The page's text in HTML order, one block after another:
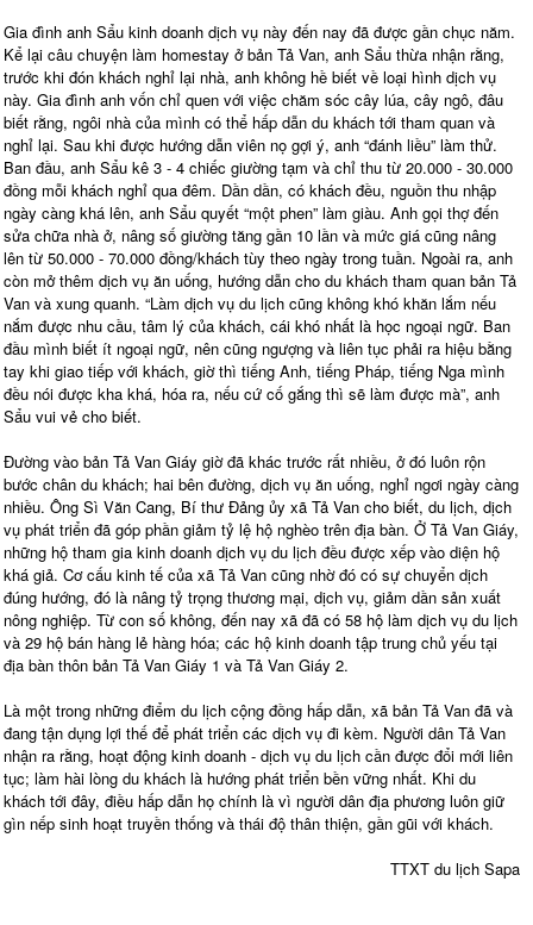
Gia đình anh Sẩu kinh doanh dịch vụ này đến nay đã được gần chục năm.
Kể lại câu chuyện làm homestay ở bản Tả Van, anh Sẩu thừa nhận rằng,
trước khi đón khách nghỉ lại nhà, anh không hề biết về loại hình dịch vụ
này. Gia đình anh vốn chỉ quen với việc chăm sóc cây lúa, cây ngô, đâu
biết rằng, ngôi nhà của mình có thể hấp dẫn du khách tới tham quan và
nghỉ lại. Sau khi được hướng dẫn viên nọ gợi ý, anh “đánh liều” làm thử.
Ban đầu, anh Sẩu kê 3 - 4 chiếc giường tạm và chỉ thu từ 20.000 - 30.000
đồng mỗi khách nghỉ qua đêm. Dần dần, có khách đều, nguồn thu nhập
ngày càng khá lên, anh Sẩu quyết “một phen” làm giàu. Anh gọi thợ đến
sửa chữa nhà ở, nâng số giường tăng gần 10 lần và mức giá cũng nâng
lên từ 50.000 - 70.000 đồng/khách tùy theo ngày trong tuần. Ngoài ra, anh
còn mở thêm dịch vụ ăn uống, hướng dẫn cho du khách tham quan bản Tả
Van và xung quanh. “Làm dịch vụ du lịch cũng không khó khăn lắm nếu
nắm được nhu cầu, tâm lý của khách, cái khó nhất là học ngoại ngữ. Ban
đầu mình biết ít ngoại ngữ, nên cũng ngượng và liên tục phải ra hiệu bằng
tay khi giao tiếp với khách, giờ thì tiếng Anh, tiếng Pháp, tiếng Nga mình
đều nói được kha khá, hóa ra, nếu cứ cố gắng thì sẽ làm được mà”, anh
Sẩu vui vẻ cho biết.
Đường vào bản Tả Van Giáy giờ đã khác trước rất nhiều, ở đó luôn rộn
bước chân du khách; hai bên đường, dịch vụ ăn uống, nghỉ ngơi ngày càng
nhiều. Ông Sì Văn Cang, Bí thư Đảng ủy xã Tả Van cho biết, du lịch, dịch
vụ phát triển đã góp phần giảm tỷ lệ hộ nghèo trên địa bàn. Ở Tả Van Giáy,
những hộ tham gia kinh doanh dịch vụ du lịch đều được xếp vào diện hộ
khá giả. Cơ cấu kinh tế của xã Tả Van cũng nhờ đó có sự chuyển dịch
đúng hướng, đó là nâng tỷ trọng thương mại, dịch vụ, giảm dần sản xuất
nông nghiệp. Từ con số không, đến nay xã đã có 58 hộ làm dịch vụ du lịch
và 29 hộ bán hàng lẻ hàng hóa; các hộ kinh doanh tập trung chủ yếu tại
địa bàn thôn bản Tả Van Giáy 1 và Tả Van Giáy 2.
Là một trong những điểm du lịch cộng đồng hấp dẫn, xã bản Tả Van đã và
đang tận dụng lợi thế để phát triển các dịch vụ đi kèm. Người dân Tả Van
nhận ra rằng, hoạt động kinh doanh - dịch vụ du lịch cần được đổi mới liên
tục; làm hài lòng du khách là hướng phát triển bền vững nhất. Khi du
khách tới đây, điều hấp dẫn họ chính là vì người dân địa phương luôn giữ
gìn nếp sinh hoạt truyền thống và thái độ thân thiện, gần gũi với khách.
TTXT du lịch Sapa